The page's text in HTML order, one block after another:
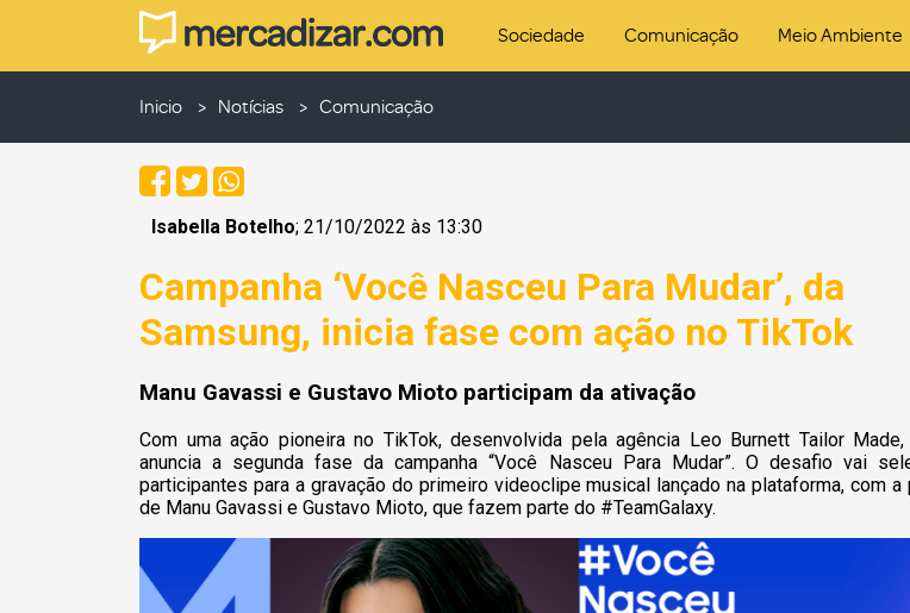
Sociedade Comunicação Meio Ambiente
Inicio Notícias Comunicação
Isabella Botelho; 21/10/2022 às 13:30
Campanha ‘Você Nasceu Para Mudar’, da
Samsung, inicia fase com ação no TikTok
Manu Gavassi e Gustavo Mioto participam da ativação
Com uma ação pioneira no TikTok, desenvolvida pela agência Leo Burnett Tailor Made,
anuncia a segunda fase da campanha “Você Nasceu Para Mudar”. O desafio vai
participantes para a gravação do primeiro videoclipe musical lançado na plataforma, com a
de Manu Gavassi e Gustavo Mioto, que fazem parte do #TeamGalaxy.